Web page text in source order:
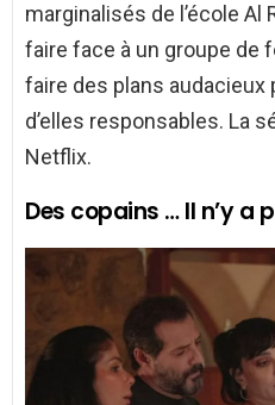
marginalisés de l’école Al
faire face à un groupe
faire des plans audacieux
d’elles responsables. La
Netflix.
Des copains … Il n’y a